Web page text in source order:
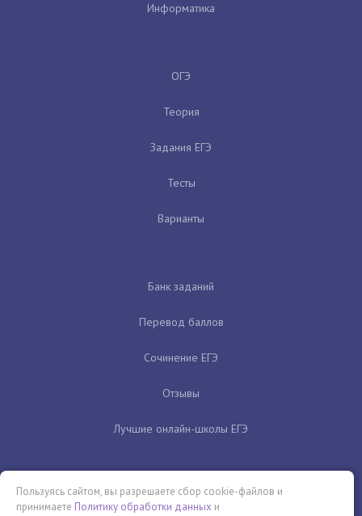
Информатика
ОГЭ
Теория
Задания ЕГЭ
Тесты
Варианты
Банк заданий
Перевод баллов
Сочинение ЕГЭ
Отзывы
Лучшие онлайн-школы ЕГЭ
Пользуясь сайтом, вы разрешаете сбор cookie-файлов и
принимаете Политику обработки данных и